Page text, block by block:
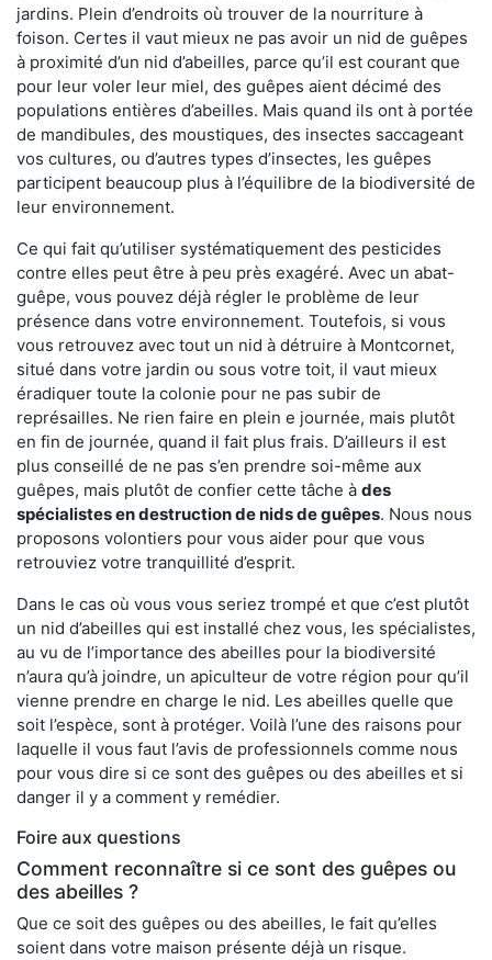
jardins. Plein d’endroits où trouver de la nourriture à
foison. Certes il vaut mieux ne pas avoir un nid de guêpes
à proximité d’un nid d’abeilles, parce qu’il est courant que
pour leur voler leur miel, des guêpes aient décimé des
populations entières d’abeilles. Mais quand ils ont à portée
de mandibules, des moustiques, des insectes saccageant
vos cultures, ou d’autres types d’insectes, les guêpes
participent beaucoup plus à l’équilibre de la biodiversité de
leur environnement.
Ce qui fait qu’utiliser systématiquement des pesticides
contre elles peut être à peu près exagéré. Avec un abat-
guêpe, vous pouvez déjà régler le problème de leur
présence dans votre environnement. Toutefois, si vous
vous retrouvez avec tout un nid à détruire à Montcornet,
situé dans votre jardin ou sous votre toit, il vaut mieux
éradiquer toute la colonie pour ne pas subir de
représailles. Ne rien faire en plein e journée, mais plutôt
en fin de journée, quand il fait plus frais. D’ailleurs il est
plus conseillé de ne pas s’en prendre soi-même aux
guêpes, mais plutôt de confier cette tâche à des
spécialistes en destruction de nids de guêpes. Nous nous
proposons volontiers pour vous aider pour que vous
retrouviez votre tranquillité d’esprit.
Dans le cas où vous vous seriez trompé et que c’est plutôt
un nid d’abeilles qui est installé chez vous, les spécialistes,
au vu de l’importance des abeilles pour la biodiversité
n’aura qu’à joindre, un apiculteur de votre région pour qu’il
vienne prendre en charge le nid. Les abeilles quelle que
soit l’espèce, sont à protéger. Voilà l’une des raisons pour
laquelle il vous faut l’avis de professionnels comme nous
pour vous dire si ce sont des guêpes ou des abeilles et si
danger il y a comment y remédier.
Foire aux questions
Comment reconnaître si ce sont des guêpes ou
des abeilles ?
Que ce soit des guêpes ou des abeilles, le fait qu’elles
soient dans votre maison présente déjà un risque.